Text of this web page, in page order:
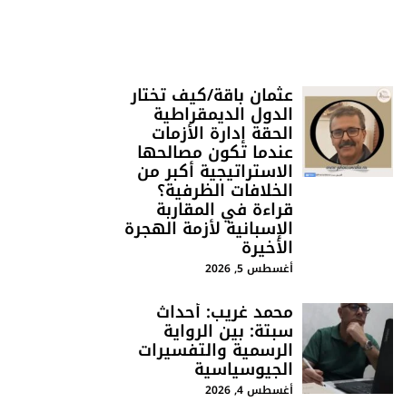
عثمان باقة/كيف تختار
الدول الديمقراطية
الحقة إدارة الأزمات
عندما تكون مصالحها
الاستراتيجية أكبر من
الخلافات الظرفية؟
قراءة في المقاربة
الإسبانية لأزمة الهجرة
الأخيرة
أغسطس 5, 2026
محمد غريب: أحداث
سبتة: بين الرواية
الرسمية والتفسيرات
الجيوسياسية
أغسطس 4, 2026